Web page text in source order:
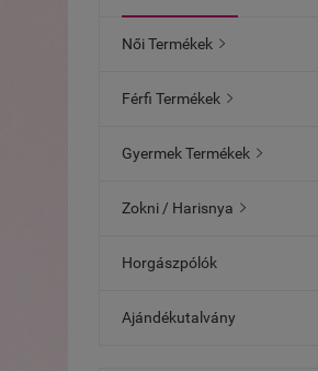
Női Termékek 
Férfi Termékek 
Gyermek Termékek 
Zokni / Harisnya 
Horgászpólók
Ajándékutalvány